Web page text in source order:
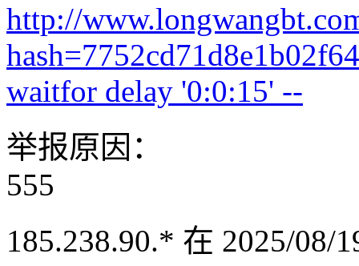
http://
waitfor delay '0:0:15' --
举报原因：
555
185.238.90.* 在 2025/08/